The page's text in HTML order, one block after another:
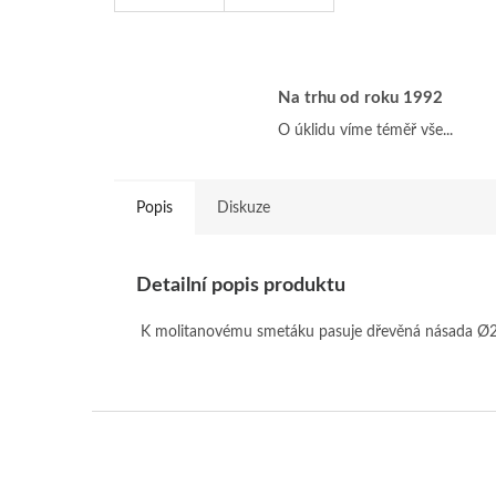
Na trhu od roku 1992
O úklidu víme téměř vše...
Popis Diskuze
Detailní popis produktu
K molitanovému smetáku pasuje dřevěná násada